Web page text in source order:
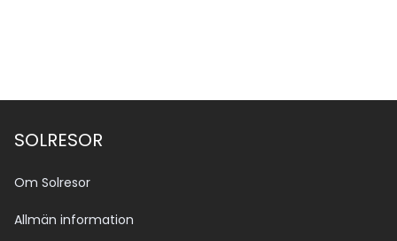
SOLRESOR
Om Solresor
Allmän information